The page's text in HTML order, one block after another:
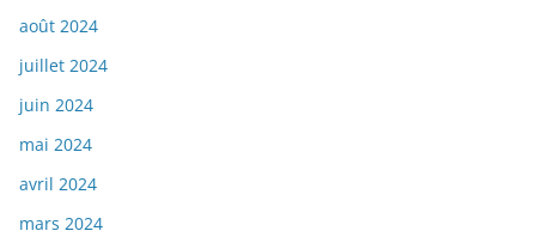
août 2024
juillet 2024
juin 2024
mai 2024
avril 2024
mars 2024